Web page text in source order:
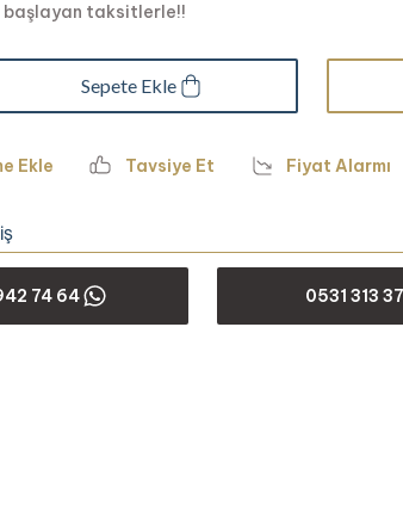
başlayan taksitlerle!!
Sepete Ekle
Tavsiye Et Fiyat Alarmı
74 64 0531 313